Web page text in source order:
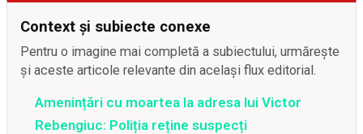
Context și subiecte conexe
Pentru o imagine mai completă a subiectului, urmărește
și aceste articole relevante din același flux editorial.
Amenințări cu moartea la adresa lui Victor
Rebengiuc: Poliția reține suspecți